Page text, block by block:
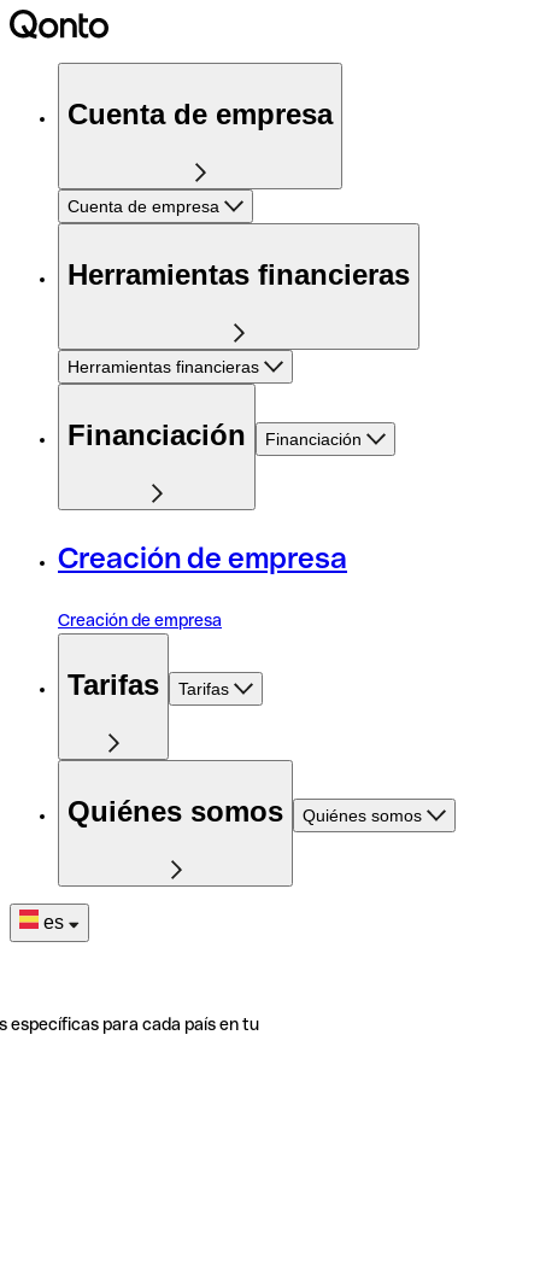
Cuenta de empresa
Cuenta de empresa
Herramientas financieras
Herramientas financieras
Financiación Financiación
Creación de empresa
Creación de empresa
Tarifas Tarifas
Quiénes somos Quiénes somos
es
específicas para cada país en tu